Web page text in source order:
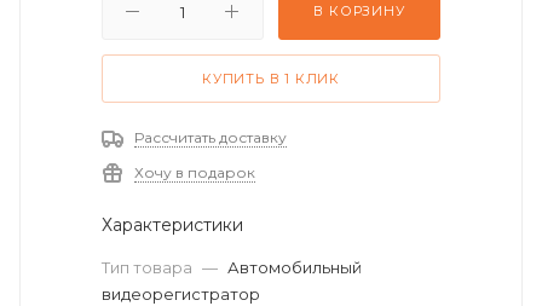
В КОРЗИНУ
КУПИТЬ В 1 КЛИК
Рассчитать доставку
Хочу в подарок
Характеристики
Тип товара — Автомобильный
видеорегистратор